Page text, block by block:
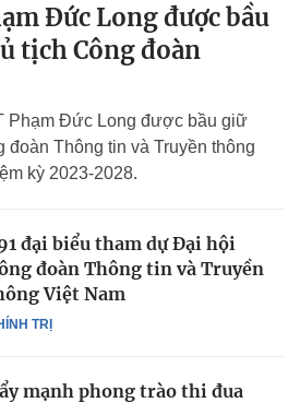
Đức Long được bầu
tịch Công đoàn
Phạm Đức Long được bầu giữ
đoàn Thông tin và Truyền thông
kỳ 2023-2028.
TRỊ
đại biểu tham dự Đại hội
đoàn Thông tin và Truyền
Việt Nam
mạnh phong trào thi đua